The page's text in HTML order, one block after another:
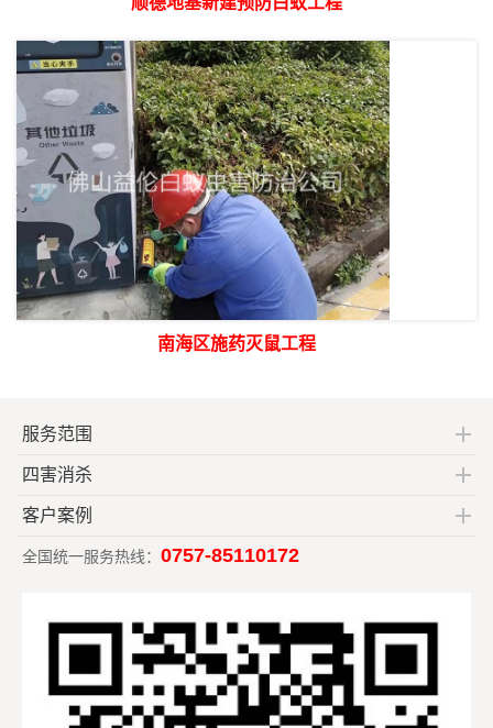
南海区施药灭鼠工程
服务范围
四害消杀
客户案例
全国统一服务热线： 0757-85110172